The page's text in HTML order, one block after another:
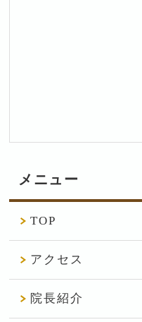
メニュー
TOP
アクセス
院長紹介